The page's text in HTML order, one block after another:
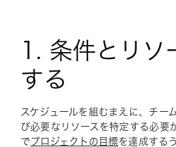
1. 条件とリソ
する
スケジュールを組むまえに、チー
び必要なリソースを特定する必要
で プロジェクトの目標を達成する